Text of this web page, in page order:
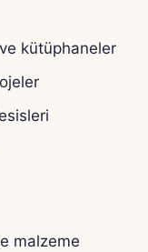
kütüphaneler
malzeme